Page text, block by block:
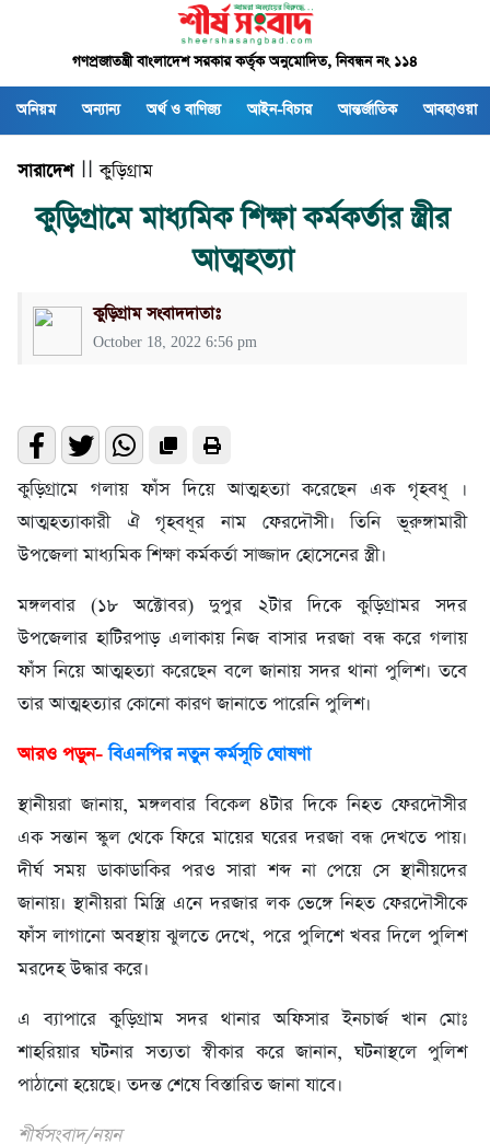
গণপ্রজাতন্ত্রী বাংলাদেশ সরকার কর্তৃক অনুমোদিত, নিবন্ধন নং ১১৪
অনিয়ম অন্যান্য অর্থ ও বাণিজ্য আইন-বিচার আন্তর্জাতিক আবহাওয়া
সারাদেশ| |কুড়িগ্রাম
কুড়িগ্রামে মাধ্যমিক শিক্ষা কর্মকর্তার স্ত্রীর
আত্মহত্যা
কুড়িগ্রাম সংবাদদাতাঃ
October 18, 2022 6:56 pm
কুড়িগ্রামে গলায় ফাঁস দিয়ে আত্মহত্যা করেছেন এক গৃহবধূ ।
আত্মহত্যাকারী ঐ গৃহবধূর নাম ফেরদৌসী। তিনি ভূরুঙ্গামারী
উপজেলা মাধ্যমিক শিক্ষা কর্মকর্তা সাজ্জাদ হোসেনের স্ত্রী।
মঙ্গলবার (১৮ অক্টোবর) দুপুর ২টার দিকে কুড়িগ্রামর সদর
উপজেলার হাটিরপাড় এলাকায় নিজ বাসার দরজা বন্ধ করে গলায়
ফাঁস নিয়ে আত্মহত্যা করেছেন বলে জানায় সদর থানা পুলিশ। তবে
তার আত্মহত্যার কোনো কারণ জানাতে পারেনি পুলিশ।
আরও পড়ুন-বিএনপির নতুন কর্মসূচি ঘোষণা
স্থানীয়রা জানায়, মঙ্গলবার বিকেল ৪টার দিকে নিহত ফেরদৌসীর
এক সন্তান স্কুল থেকে ফিরে মায়ের ঘরের দরজা বন্ধ দেখতে পায়।
দীর্ঘ সময় ডাকাডাকির পরও সারা শব্দ না পেয়ে সে স্থানীয়দের
জানায়। স্থানীয়রা মিস্ত্রি এনে দরজার লক ভেঙ্গে নিহত ফেরদৌসীকে
ফাঁস লাগানো অবস্থায় ঝুলতে দেখে, পরে পুলিশে খবর দিলে পুলিশ
মরদেহ উদ্ধার করে।
এ ব্যাপারে কুড়িগ্রাম সদর থানার অফিসার ইনচার্জ খান মোঃ
শাহরিয়ার ঘটনার সত্যতা স্বীকার করে জানান, ঘটনাস্থলে পুলিশ
পাঠানো হয়েছে। তদন্ত শেষে বিস্তারিত জানা যাবে।
শীর্ষসংবাদ/নয়ন